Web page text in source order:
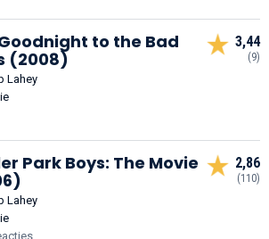
to the Bad
(2008)
Lahey
3,44
(9)
Park Boys: The Movie
Lahey
2,86
(110)